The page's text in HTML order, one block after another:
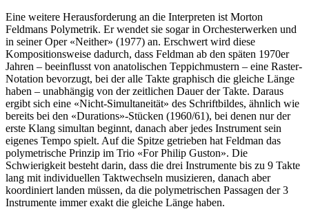
Eine weitere Herausforderung an die Interpreten ist Morton
Feldmans Polymetrik. Er wendet sie sogar in Orchesterwerken und
in seiner Oper «Neither» (1977) an. Erschwert wird diese
Kompositionsweise dadurch, dass Feldman ab den späten 1970er
Jahren – beeinflusst von anatolischen Teppichmustern – eine Raster-
Notation bevorzugt, bei der alle Takte graphisch die gleiche Länge
haben – unabhängig von der zeitlichen Dauer der Takte. Daraus
ergibt sich eine «Nicht-Simultaneität» des Schriftbildes, ähnlich wie
bereits bei den «Durations»-Stücken (1960/61), bei denen nur der
erste Klang simultan beginnt, danach aber jedes Instrument sein
eigenes Tempo spielt. Auf die Spitze getrieben hat Feldman das
polymetrische Prinzip im Trio «For Philip Guston». Die
Schwierigkeit besteht darin, dass die drei Instrumente bis zu 9 Takte
lang mit individuellen Taktwechseln musizieren, danach aber
koordiniert landen müssen, da die polymetrischen Passagen der 3
Instrumente immer exakt die gleiche Länge haben.